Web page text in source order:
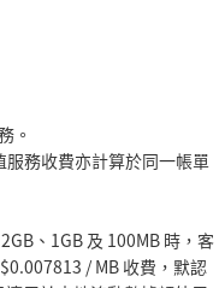
。
務收費亦計算於同一帳單
、1GB 及 100MB 時，客
/ MB 收費，默認